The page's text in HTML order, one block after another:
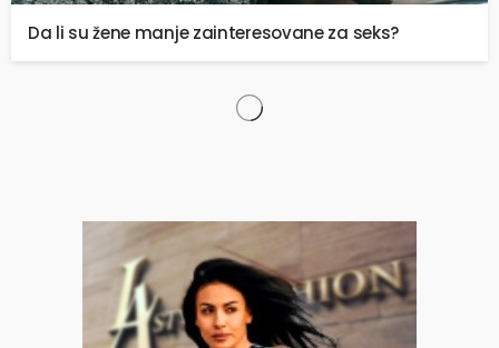
Da li su žene manje zainteresovane za seks?